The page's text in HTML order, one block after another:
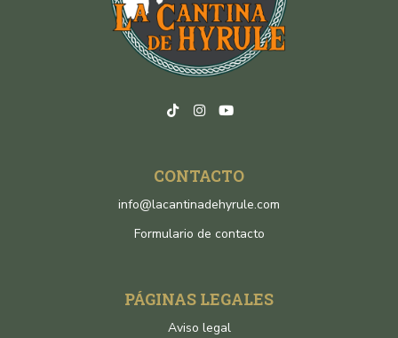
CONTACTO
info@lacantinadehyrule.com
Formulario de contacto
PÁGINAS LEGALES
Aviso legal